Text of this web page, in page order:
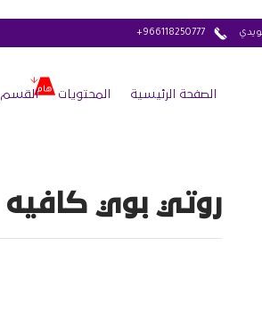
+966118250777
الصفحة الرئيسية المحتويات القسم
روتي بوي كافيه